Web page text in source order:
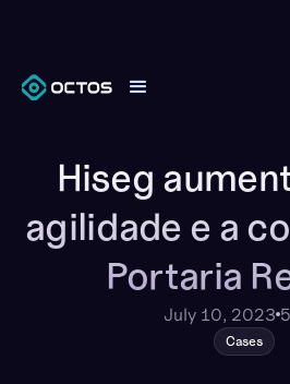
Hiseg
agilidade e a
Portaria
July 10, 2023
Cases